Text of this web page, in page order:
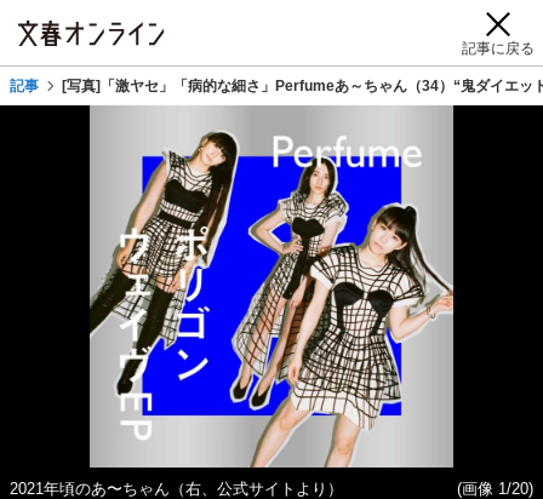
記事に戻る
記事 [写真]「激ヤセ」「病的な細さ」Perfumeあ～ちゃん（34）“鬼ダイエ
2021年頃のあ〜ちゃん（右、公式サイトより） (画像 1/20)